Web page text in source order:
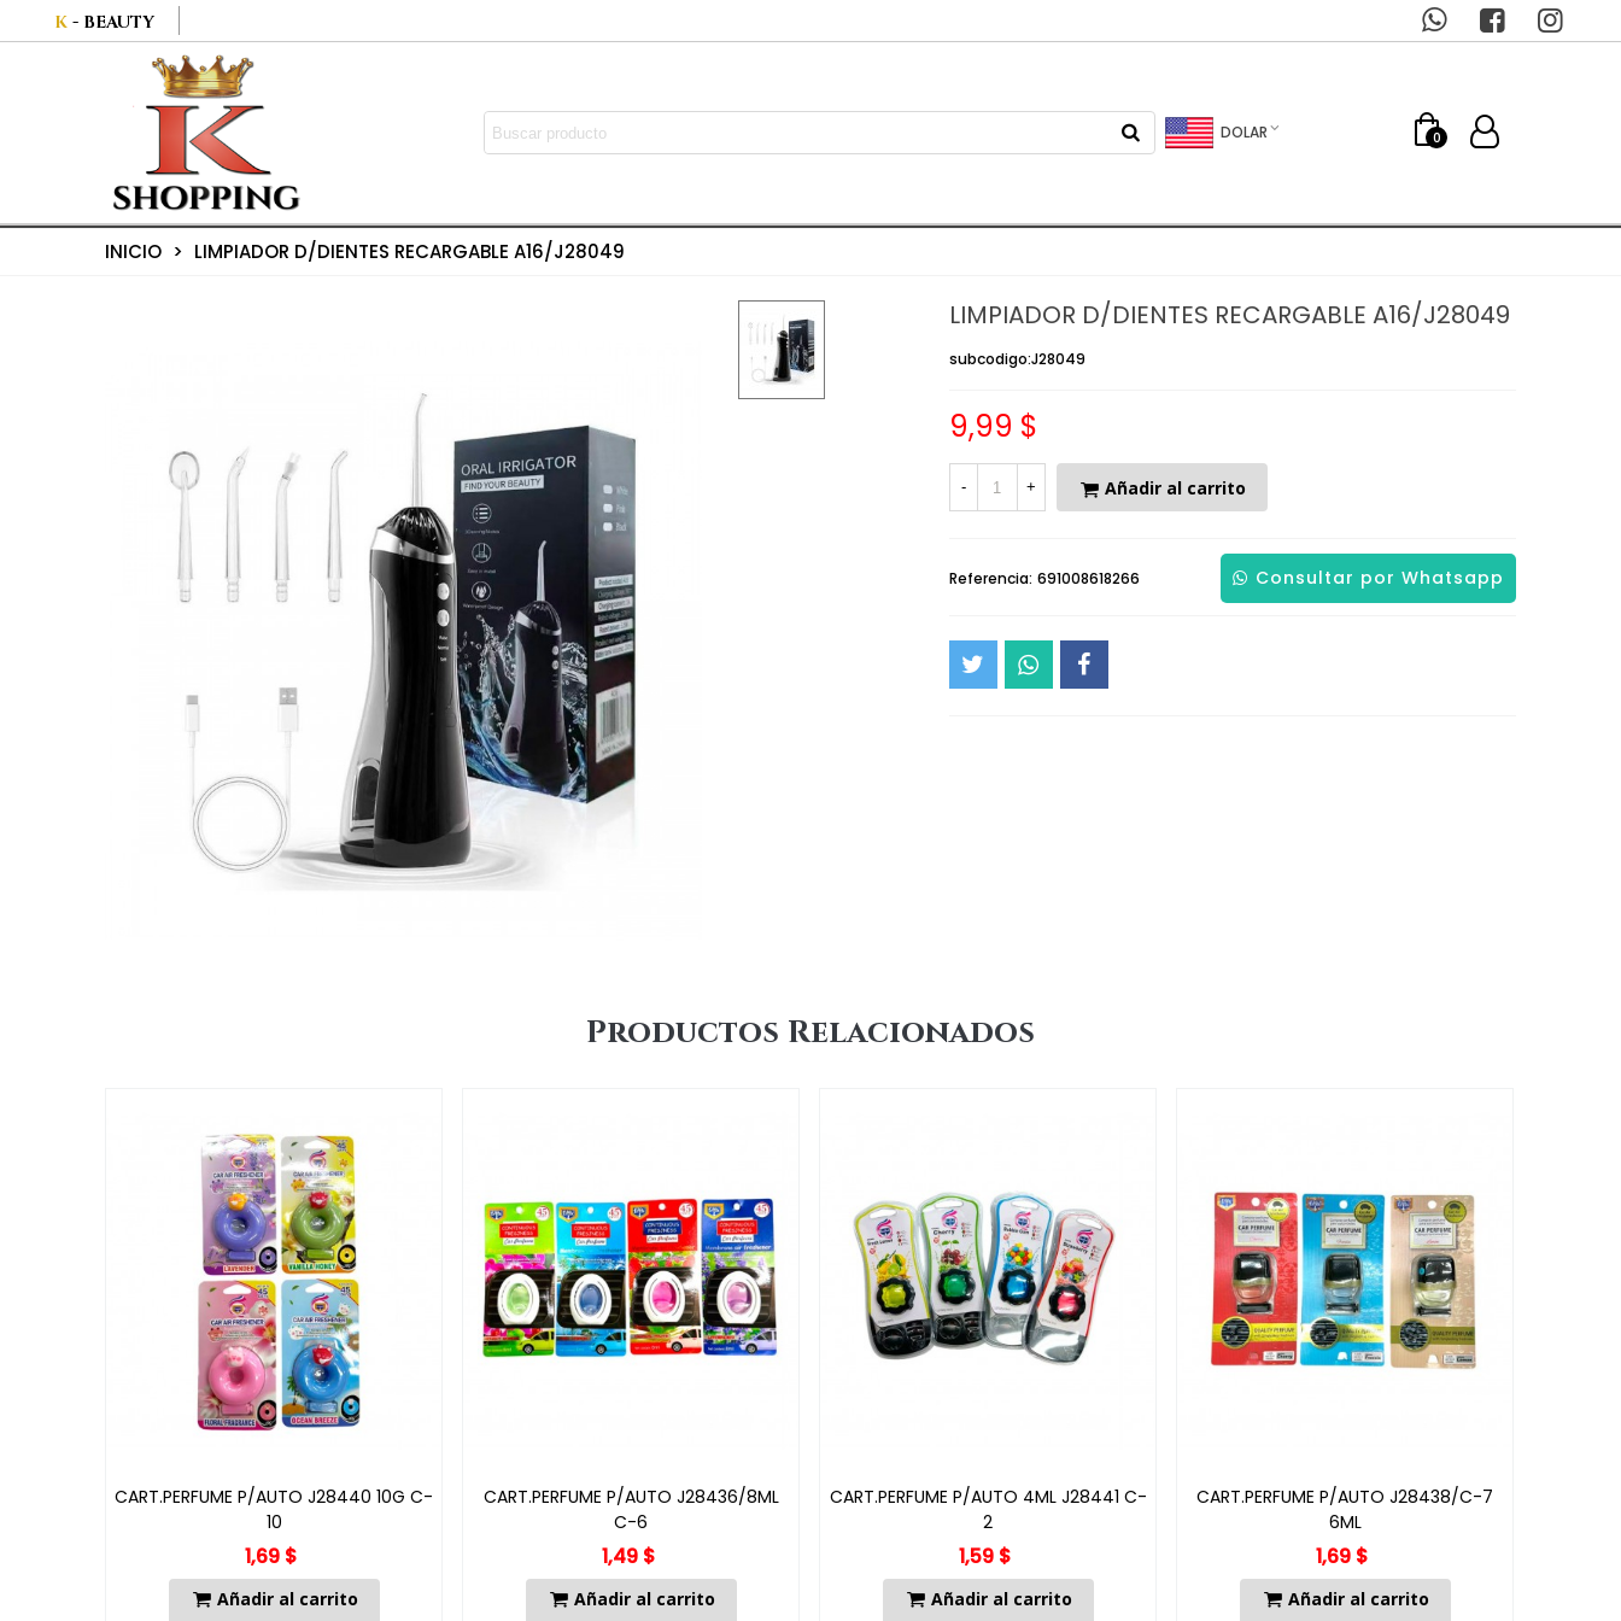
K - BEAUTY
DOLAR 0
INICIO > LIMPIADOR D/DIENTES RECARGABLE A16/J28049
LIMPIADOR D/DIENTES RECARGABLE A16/J28049
subcodigo:J28049
9,99 $
- + Añadir al carrito
Referencia: 691008618266 Consultar por Whatsapp
Productos Relacionados
CART.PERFUME P/AUTO J28440 10G C-
10
1,69 $
Añadir al carrito
CART.PERFUME P/AUTO J28436/8ML
C-6
1,49 $
Añadir al carrito
CART.PERFUME P/AUTO 4ML J28441 C-
2
1,59 $
Añadir al carrito
CART.PERFUME P/AUTO J28438/C-7
6ML
1,69 $
Añadir al carrito